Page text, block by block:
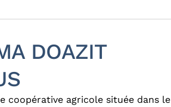
DOAZIT
coopérative agricole située dans le